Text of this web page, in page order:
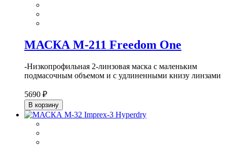
МАСКА М-211 Freedom One
-Низкопрофильная 2-линзовая маска с маленьким
подмасочным объемом и с удлиненными книзу линзами
5690 ₽
В корзину